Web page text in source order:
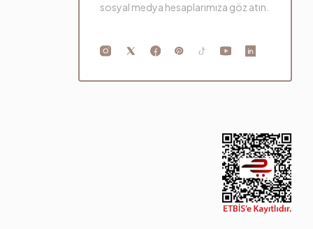
sosyal medya hesaplarımıza göz atın.